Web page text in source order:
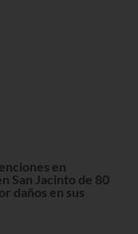
en
San Jacinto de 80
daños en sus